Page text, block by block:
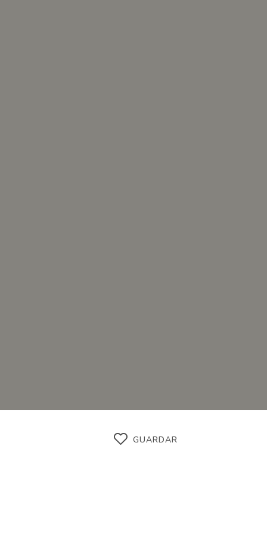
GUARDAR